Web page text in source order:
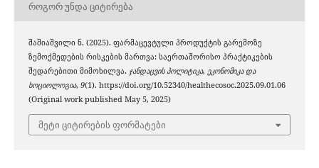
ᲠᲝᲒᲝᲠ ᲣᲜᲓᲐ ᲪᲘᲢᲘᲠᲔᲑᲐ
შაშიაშვილი ნ. (2025). ფარმაცევტული პროდუქტის გარემოზე
ზემოქმედების რისკების მართვა: საერთაშორისო პრაქტიკების
შედარებითი მიმოხილვა. ჯანდაცვის პოლიტიკა, ეკონომიკა და
სოციოლოგია, 9(1). https://doi.org/10.52340/healthecosoc.2025.09.01.06
(Original work published May 5, 2025)
მეტი ციტირების ფორმატები